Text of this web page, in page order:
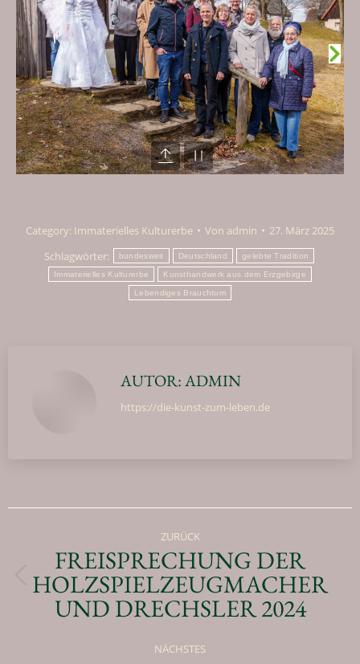
Category: Immaterielles Kulturerbe Von admin
27. März 2025
Schlagwörter:
bundesweit Deutschland gelebte Tradition
Immaterielles Kulturerbe Kunsthandwerk aus dem Erzgebirge
Lebendiges Brauchtum
AUTOR:ADMIN
https://die-kunst-zum-leben.de
ZURÜCK
FREISPRECHUNG DER
HOLZSPIELZEUGMACHER
UND DRECHSLER 2024
NÄCHSTES